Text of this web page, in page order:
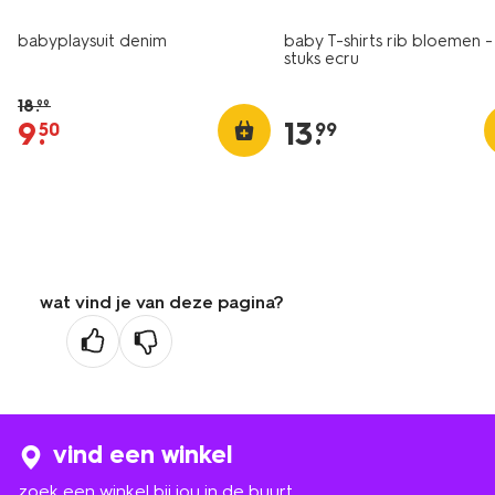
babyplaysuit denim
18.99
9.
50
baby T-shirts rib bloemen
stuks ecru
13.
99
wat vind je van deze pagina?
vind een winkel